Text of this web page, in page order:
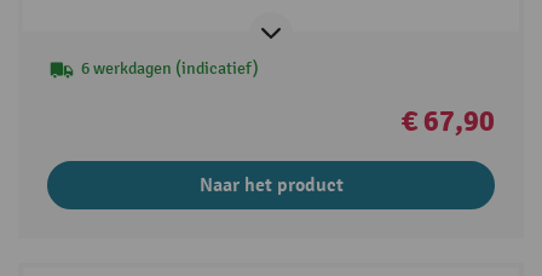
6 werkdagen (indicatief)
€ 67,90
Naar het product